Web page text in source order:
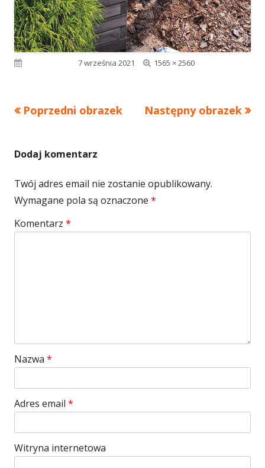
Opublikowano7 września 2021
Pełny
1565 × 2560
Poprzedni obrazek Następny obrazek
Dodaj komentarz
Twój adres email nie zostanie opublikowany.
Wymagane pola są oznaczone *
Komentarz *
Nazwa *
Adres email *
Witryna internetowa